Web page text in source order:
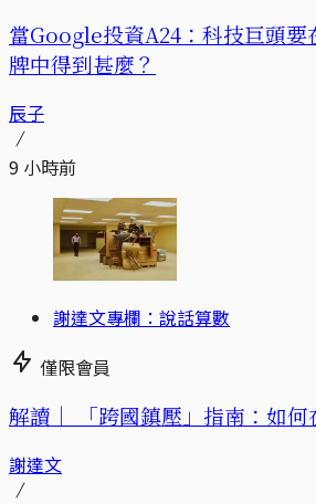
當Google投資A24：科技巨頭要
牌中得到甚麼？
辰子
9 小時前
謝達文專欄：說話算數
僅限會員
解讀｜ 「跨國鎮壓」指南：如
謝達文